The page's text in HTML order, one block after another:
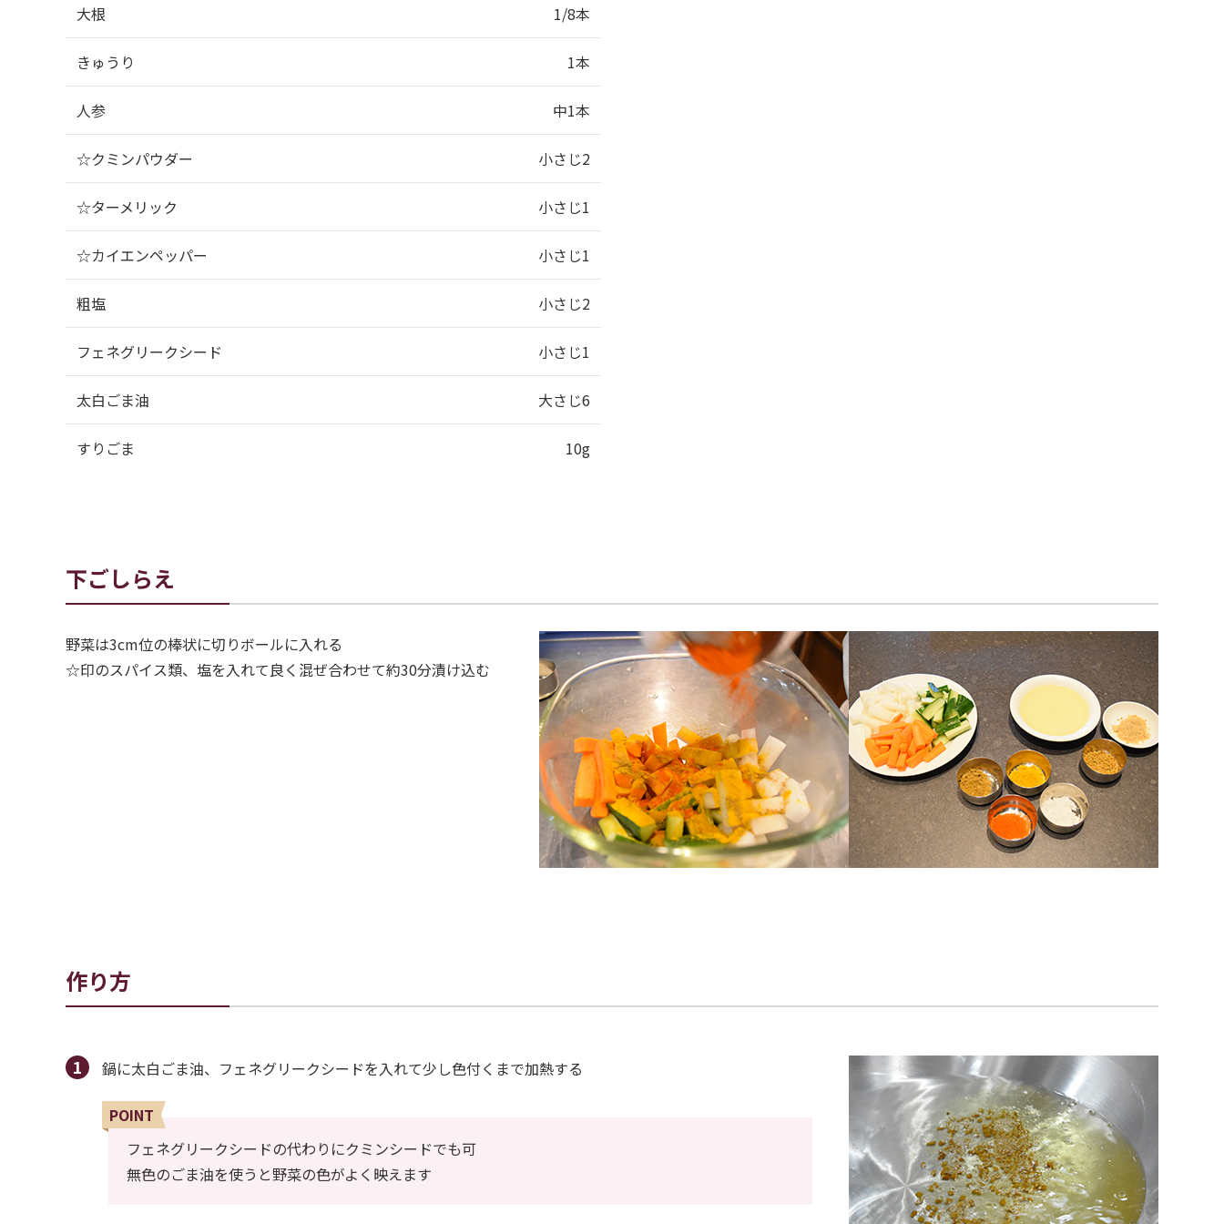
大根 1/8本
きゅうり 1本
人参 中1本
☆クミンパウダー 小さじ2
☆ターメリック 小さじ1
☆カイエンペッパー 小さじ1
粗塩 小さじ2
フェネグリークシード 小さじ1
太白ごま油 大さじ6
すりごま 10g
下ごしらえ
野菜は3cm位の棒状に切りボールに入れる
☆印のスパイス類、塩を入れて良く混ぜ合わせて約30分漬け込む
作り方
鍋に太白ごま油、フェネグリークシードを入れて少し色付くまで加熱する
POINT
フェネグリークシードの代わりにクミンシードでも可
無色のごま油を使うと野菜の色がよく映えます